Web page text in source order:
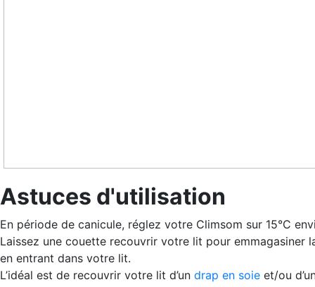
Astuces d'utilisation
En période de canicule, réglez votre Climsom sur 15°C
Laissez une couette recouvrir votre lit pour emmagasiner
en entrant dans votre lit.
L’idéal est de recouvrir votre lit d’un drap en soie et/ou